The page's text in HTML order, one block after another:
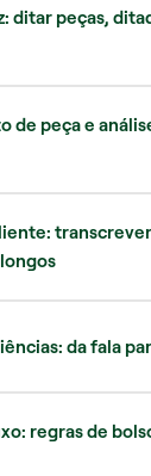
ditar peças,
de peça e
da fala
regras de